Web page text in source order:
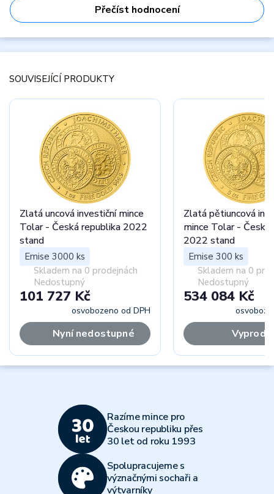
Přečíst hodnocení
SOUVISEJÍCÍ PRODUKTY
Zlatá uncová investiční mince
Tolar - Česká republika 2022
stand
Emise 3000 ks
Skladem na 0 prodejnách
Nedostupný
101 727 Kč
osvobozeno od DPH
Nyní nedostupné
Zlatá pětiuncová
mince Tolar - Česká
2022 stand
Emise 300 ks
Skladem na 0
Nedostupný
534 084 Kč
Razíme mince pro
Českou republiku přes
30 let od roku 1993
Spolupracujeme s
význačnými sochaři a
výtvarníky